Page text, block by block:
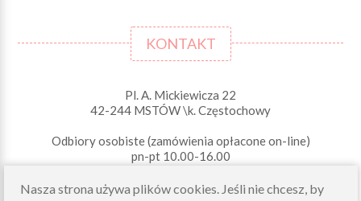
KONTAKT
Pl. A. Mickiewicza 22
42-244 MSTÓW \k. Częstochowy
Odbiory osobiste (zamówienia opłacone on-line)
pn-pt 10.00-16.00
+48 34 506 50 60
Nasza strona używa plików cookies. Jeśli nie chcesz, by